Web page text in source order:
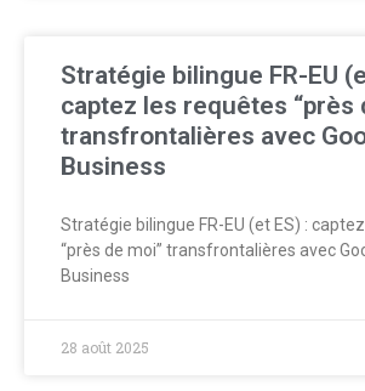
Stratégie bilingue FR-EU
captez les requêtes “près
transfrontalières avec
Business
Stratégie bilingue FR-EU (et ES) :
“près de moi” transfrontalières avec
Business
28 août 2025